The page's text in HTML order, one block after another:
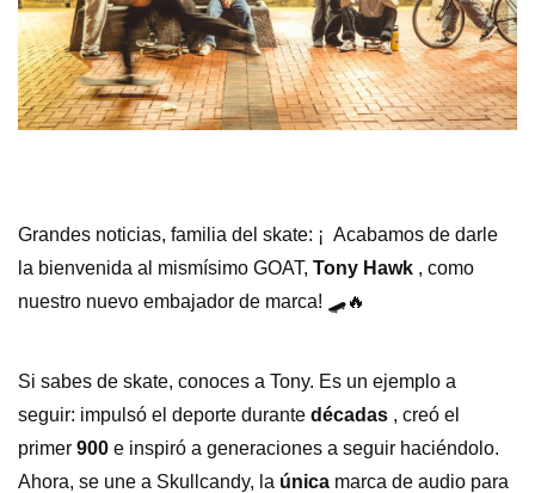
Grandes noticias, familia del skate: ¡ Acabamos de darle
la bienvenida al mismísimo GOAT, Tony Hawk , como
nuestro nuevo embajador de marca! 🛹🔥
Si sabes de skate, conoces a Tony. Es un ejemplo a
seguir: impulsó el deporte durante décadas , creó el
primer 900 e inspiró a generaciones a seguir haciéndolo.
Ahora, se une a Skullcandy, la única marca de audio para